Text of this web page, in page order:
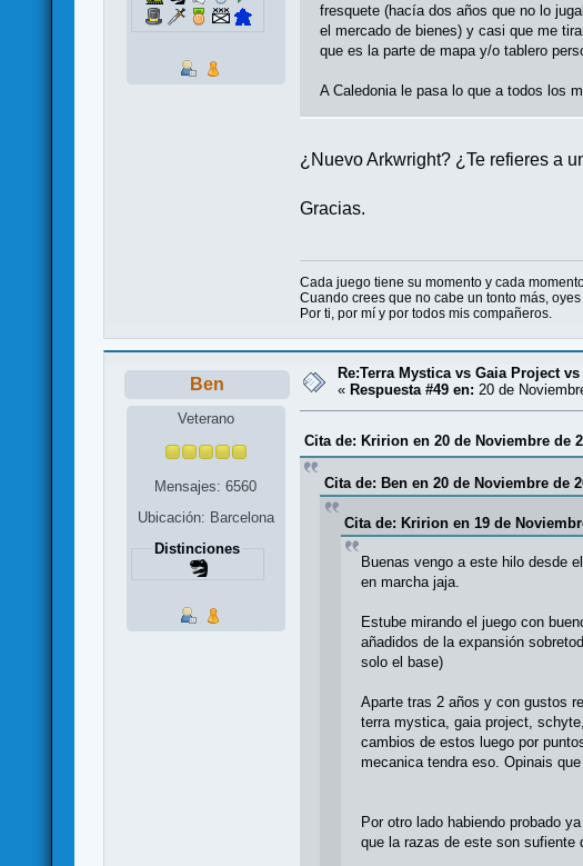
fresquete (hacía dos años que no lo
el mercado de bienes) y casi que me
que es la parte de mapa y/o tablero
A Caledonia le pasa lo que a todos los
¿Nuevo Arkwright? ¿Te refieres a
Gracias.
Cada juego tiene su momento y cada
Cuando crees que no cabe un tonto más,
Por ti, por mí y por todos mis compañeros.
Ben
Veterano
Mensajes: 6560
Ubicación: Barcelona
Distinciones
Re:Terra Mystica vs Gaia Project
« Respuesta #49 en: 20 de
Cita de: Kririon en 20 de Noviembre de
Cita de: Ben en 20 de Noviembre de
Cita de: Kririon en 19 de
Buenas vengo a este hilo desde
en marcha jaja.
Estube mirando el juego con
añadidos de la expansión
solo el base)
Aparte tras 2 años y con gustos
terra mystica, gaia project,
cambios de estos luego por
mecanica tendra eso. Opinais
Por otro lado habiendo probado
que la razas de este son sufiente